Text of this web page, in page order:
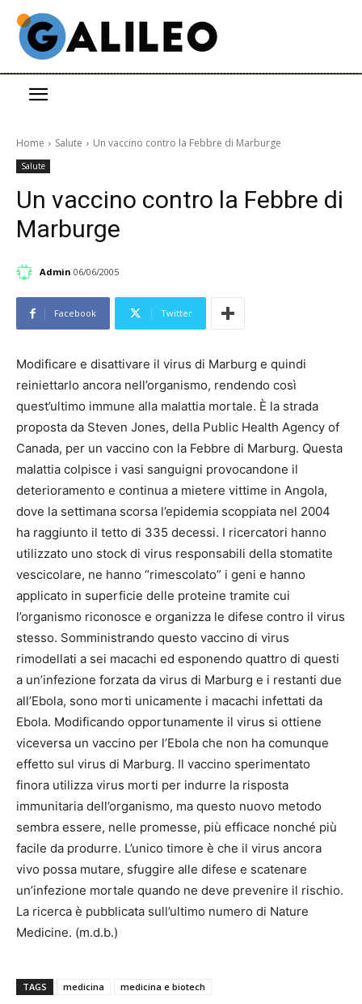
Home Salute Un vaccino contro la Febbre di Marburge
Salute
Un vaccino contro la Febbre di
Marburge
Admin 06/06/2005
Facebook Twitter
Modificare e disattivare il virus di Marburg e quindi
reiniettarlo ancora nell’organismo, rendendo così
quest’ultimo immune alla malattia mortale. È la strada
proposta da Steven Jones, della Public Health Agency of
Canada, per un vaccino con la Febbre di Marburg. Questa
malattia colpisce i vasi sanguigni provocandone il
deterioramento e continua a mietere vittime in Angola,
dove la settimana scorsa l’epidemia scoppiata nel 2004
ha raggiunto il tetto di 335 decessi. I ricercatori hanno
utilizzato uno stock di virus responsabili della stomatite
vescicolare, ne hanno “rimescolato” i geni e hanno
applicato in superficie delle proteine tramite cui
l’organismo riconosce e organizza le difese contro il virus
stesso. Somministrando questo vaccino di virus
rimodellati a sei macachi ed esponendo quattro di questi
a un’infezione forzata da virus di Marburg e i restanti due
all’Ebola, sono morti unicamente i macachi infettati da
Ebola. Modificando opportunamente il virus si ottiene
viceversa un vaccino per l’Ebola che non ha comunque
effetto sul virus di Marburg. Il vaccino sperimentato
finora utilizza virus morti per indurre la risposta
immunitaria dell’organismo, ma questo nuovo metodo
sembra essere, nelle promesse, più efficace nonché più
facile da produrre. L’unico timore è che il virus ancora
vivo possa mutare, sfuggire alle difese e scatenare
un’infezione mortale quando ne deve prevenire il rischio.
La ricerca è pubblicata sull’ultimo numero di Nature
Medicine. (m.d.b.)
TAGS medicina medicina e biotech